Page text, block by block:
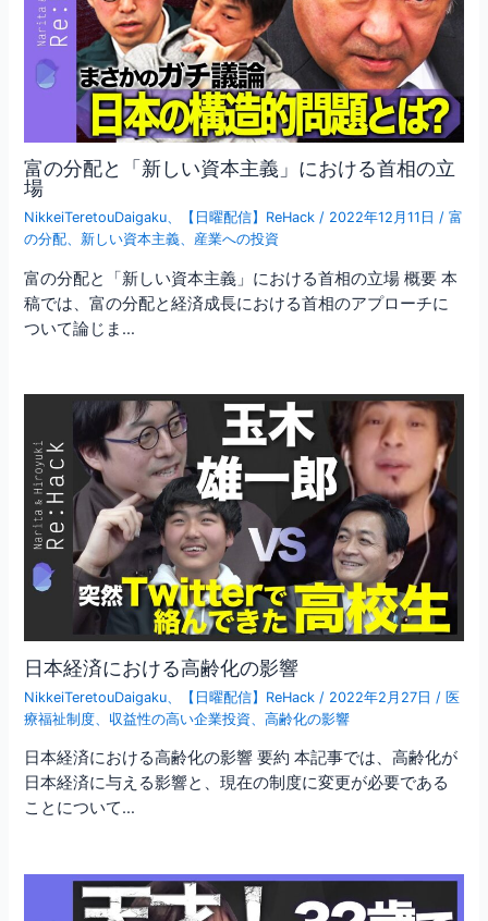
富の分配と「新しい資本主義」における首相の立
場
NikkeiTeretouDaigaku、 【日曜配信】ReHack / 2022年12月11日 /富
の分配、 新しい資本主義、 産業への投資
富の分配と「新しい資本主義」における首相の立場 概要 本
稿では、富の分配と経済成長における首相のアプローチに
ついて論じま…
日本経済における高齢化の影響
NikkeiTeretouDaigaku 【日曜配信】ReHack / 2022年2月27日 / 医
療福祉制度
収益性の高い企業投資 、高齢化の影響
日本経済における高齢化の影響 要約 本記事では、高齢化が
日本経済に与える影響と、現在の制度に変更が必要である
ことについて…